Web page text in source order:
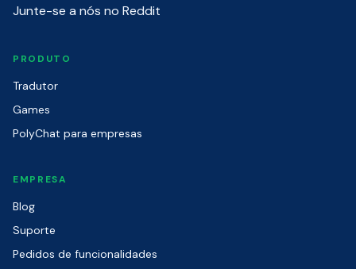
Junte-se a nós no Reddit
PRODUTO
Tradutor
Games
PolyChat para empresas
EMPRESA
Blog
Suporte
Pedidos de funcionalidades